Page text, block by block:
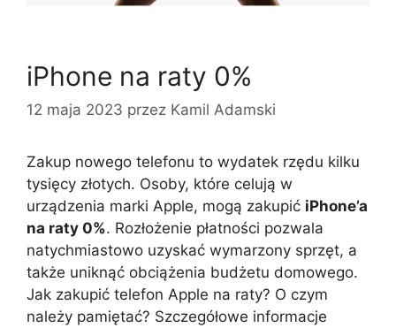
iPhone na raty 0%
12 maja 2023 przez Kamil Adamski
Zakup nowego telefonu to wydatek rzędu kilku
tysięcy złotych. Osoby, które celują w
urządzenia marki Apple, mogą zakupić iPhone’a
na raty 0%. Rozłożenie płatności pozwala
natychmiastowo uzyskać wymarzony sprzęt, a
także uniknąć obciążenia budżetu domowego.
Jak zakupić telefon Apple na raty? O czym
należy pamiętać? Szczegółowe informacje